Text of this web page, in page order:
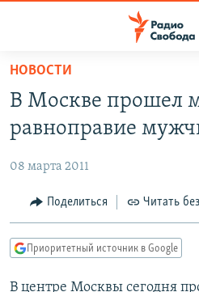
упрощенного
доступа
основному
Вернутся
главной
навигации
Вернутся
АВТОРСКИЕ ПРОЕКТЫ
ЦИТАТЫ СВОБОДЫ
МНЕНИЯ
IDEL.РЕАЛИИ
НОВОСТИ
В Москве прошел
равноправие
08 марта 2011
Поделиться Читать
Приоритетный источник в Google
В центре Москвы сегодня